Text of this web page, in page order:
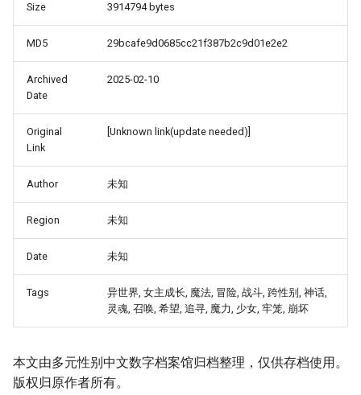
Size 3914794 bytes
MD5 29bcafe9d0685cc21f387b2c9d01e2e2
Archived
Date
2025-02-10
Original
Link
[Unknown link(update needed)]
Author 未知
Region 未知
Date 未知
Tags
异世界, 女主成长, 魔法, 冒险, 战斗, 跨性别, 神话,
灵魂, 召唤, 希望, 追寻, 魔力, 少女, 牢笼, 崩坏
本文由多元性别中文数字档案馆归档整理，仅供存档使用。
版权归原作者所有。